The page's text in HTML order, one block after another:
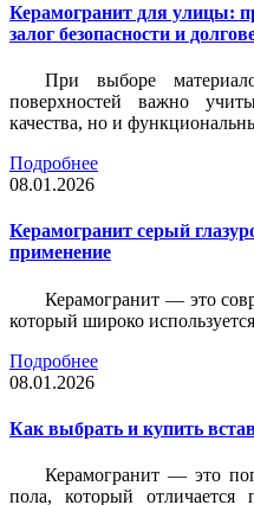
Керамогранит для улицы:
залог безопасности и
При выборе
поверхностей важно
качества, но и
Подробнее
08.01.2026
Керамогранит серый
применение
Керамогранит — это
который широко
Подробнее
08.01.2026
Как выбрать и купить
Керамогранит — это
пола, который отличается